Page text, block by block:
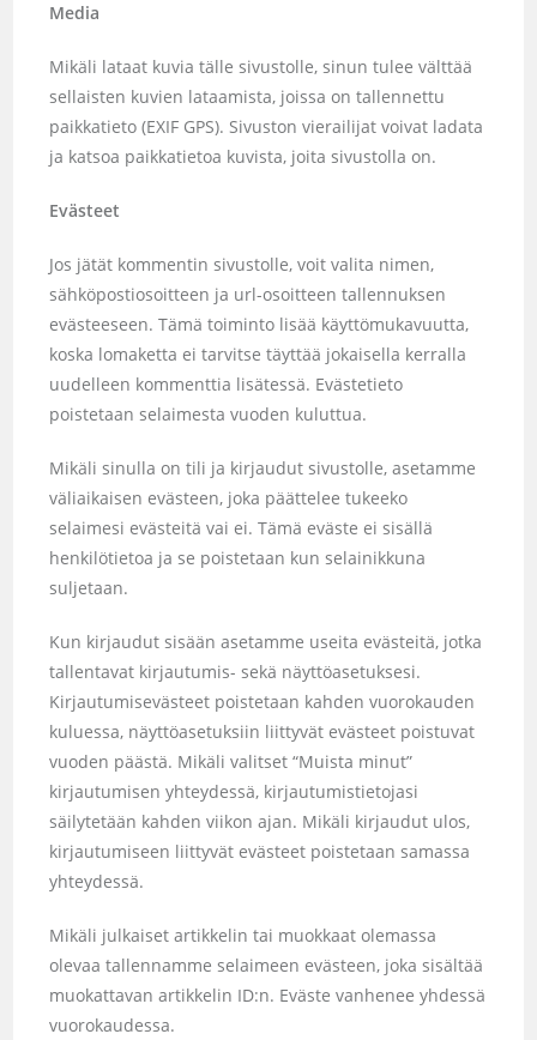
Media
Mikäli lataat kuvia tälle sivustolle, sinun tulee välttää
sellaisten kuvien lataamista, joissa on tallennettu
paikkatieto (EXIF GPS). Sivuston vierailijat voivat ladata
ja katsoa paikkatietoa kuvista, joita sivustolla on.
Evästeet
Jos jätät kommentin sivustolle, voit valita nimen,
sähköpostiosoitteen ja url-osoitteen tallennuksen
evästeeseen. Tämä toiminto lisää käyttömukavuutta,
koska lomaketta ei tarvitse täyttää jokaisella kerralla
uudelleen kommenttia lisätessä. Evästetieto
poistetaan selaimesta vuoden kuluttua.
Mikäli sinulla on tili ja kirjaudut sivustolle, asetamme
väliaikaisen evästeen, joka päättelee tukeeko
selaimesi evästeitä vai ei. Tämä eväste ei sisällä
henkilötietoa ja se poistetaan kun selainikkuna
suljetaan.
Kun kirjaudut sisään asetamme useita evästeitä, jotka
tallentavat kirjautumis- sekä näyttöasetuksesi.
Kirjautumisevästeet poistetaan kahden vuorokauden
kuluessa, näyttöasetuksiin liittyvät evästeet poistuvat
vuoden päästä. Mikäli valitset “Muista minut”
kirjautumisen yhteydessä, kirjautumistietojasi
säilytetään kahden viikon ajan. Mikäli kirjaudut ulos,
kirjautumiseen liittyvät evästeet poistetaan samassa
yhteydessä.
Mikäli julkaiset artikkelin tai muokkaat olemassa
olevaa tallennamme selaimeen evästeen, joka sisältää
muokattavan artikkelin ID:n. Eväste vanhenee yhdessä
vuorokaudessa.